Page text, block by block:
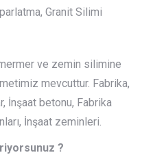
Granit Silimi
ve zemin silimine
mevcuttur. Fabrika,
İnşaat betonu, Fabrika
İnşaat zeminleri.
?